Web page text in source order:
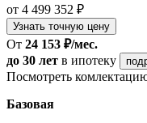
от 4 499 352 ₽
Узнать точную цену
От 24 153 ₽/мес.
до 30 лет в ипотеку
Посмотреть
Базовая